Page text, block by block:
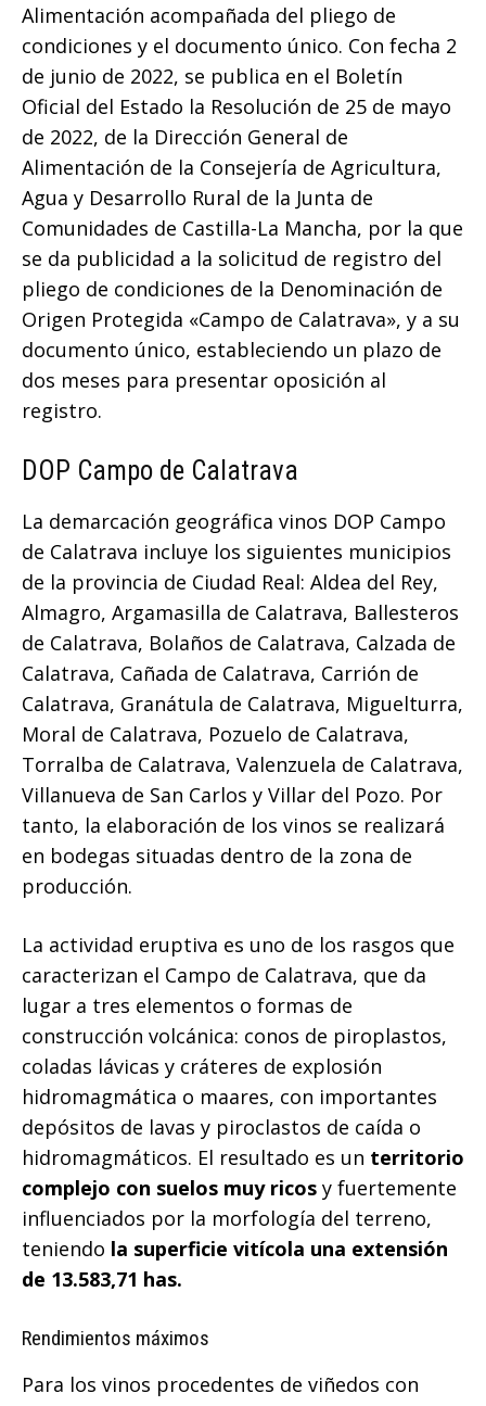
Alimentación acompañada del pliego de
condiciones y el documento único. Con fecha 2
de junio de 2022, se publica en el Boletín
Oficial del Estado la Resolución de 25 de mayo
de 2022, de la Dirección General de
Alimentación de la Consejería de Agricultura,
Agua y Desarrollo Rural de la Junta de
Comunidades de Castilla-La Mancha, por la que
se da publicidad a la solicitud de registro del
pliego de condiciones de la Denominación de
Origen Protegida «Campo de Calatrava», y a su
documento único, estableciendo un plazo de
dos meses para presentar oposición al
registro.
DOP Campo de Calatrava
La demarcación geográfica vinos DOP Campo
de Calatrava incluye los siguientes municipios
de la provincia de Ciudad Real: Aldea del Rey,
Almagro, Argamasilla de Calatrava, Ballesteros
de Calatrava, Bolaños de Calatrava, Calzada de
Calatrava, Cañada de Calatrava, Carrión de
Calatrava, Granátula de Calatrava, Miguelturra,
Moral de Calatrava, Pozuelo de Calatrava,
Torralba de Calatrava, Valenzuela de Calatrava,
Villanueva de San Carlos y Villar del Pozo. Por
tanto, la elaboración de los vinos se realizará
en bodegas situadas dentro de la zona de
producción.
La actividad eruptiva es uno de los rasgos que
caracterizan el Campo de Calatrava, que da
lugar a tres elementos o formas de
construcción volcánica: conos de piroplastos,
coladas lávicas y cráteres de explosión
hidromagmática o maares, con importantes
depósitos de lavas y piroclastos de caída o
hidromagmáticos. El resultado es un territorio
complejo con suelos muy ricos y fuertemente
influenciados por la morfología del terreno,
teniendo la superficie vitícola una extensión
de 13.583,71 has.
Rendimientos máximos
Para los vinos procedentes de viñedos con